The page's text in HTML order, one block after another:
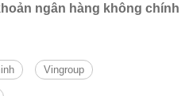
ngân hàng không chính
Vingroup